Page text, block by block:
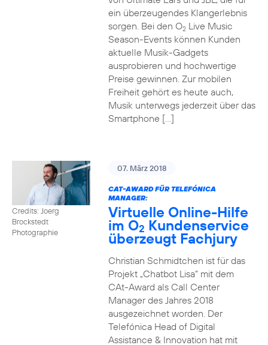
ein überzeugendes Klangerlebnis
sorgen. Bei den O2Live Music
Season-Events können Kunden
aktuelle Musik-Gadgets
ausprobieren und hochwertige
Preise gewinnen. Zur mobilen
Freiheit gehört es heute auch,
Musik unterwegs jederzeit über das
Smartphone […]
Credits: Joerg
Brockstedt
Photographie
07. März 2018
CAT-AWARD FÜR TELEFÓNICA
MANAGER:
Virtuelle Online-Hilfe
im O2 Kundenservice
überzeugt Fachjury
Christian Schmidtchen ist für das
Projekt „Chatbot Lisa“ mit dem
CAt-Award als Call Center
Manager des Jahres 2018
ausgezeichnet worden. Der
Telefónica Head of Digital
Assistance & Innovation hat mit